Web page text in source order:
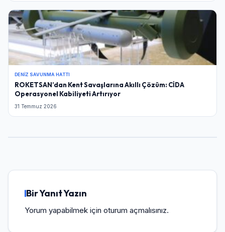
DENIZ SAVUNMA HATTI
ROKETSAN’dan Kent Savaşlarına Akıllı Çözüm: CİDA
Operasyonel Kabiliyeti Artırıyor
31 Temmuz 2026
Bir Yanıt Yazın
Yorum yapabilmek için oturum açmalısınız.